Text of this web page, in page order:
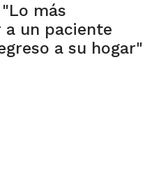
más
un paciente
a su hogar"